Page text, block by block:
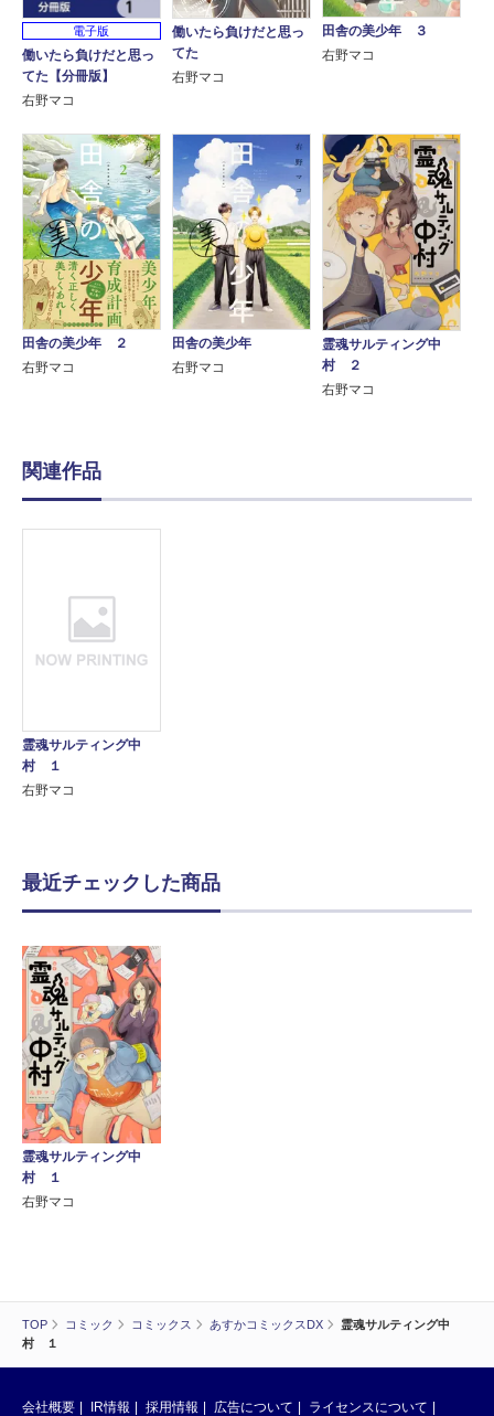
TOP コミック コミックス あすかコミックスDX
霊魂サルティング中
村 １
電子版
働いたら負けだと思っ
てた【分冊版】
右野マコ
働いたら負けだと思っ
てた
右野マコ
田舎の美少年 ３
右野マコ
田舎の美少年 ２
右野マコ
田舎の美少年
右野マコ
霊魂サルティング中
村 ２
右野マコ
関連作品
霊魂サルティング中
村 １
右野マコ
最近チェックした商品
霊魂サルティング中
村 １
右野マコ
会社概要 IR情報 採用情報 広告について ライセンスについて